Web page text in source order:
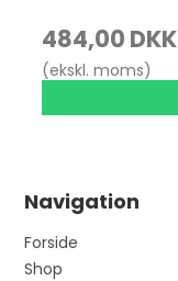
484,00 DKK
(ekskl. moms)
Navigation
Forside
Shop